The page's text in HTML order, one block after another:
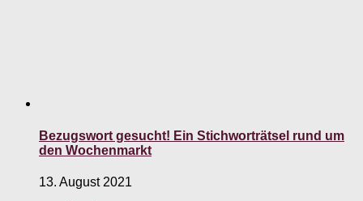
Bezugswort gesucht! Ein Stichworträtsel rund um
den Wochenmarkt
13. August 2021